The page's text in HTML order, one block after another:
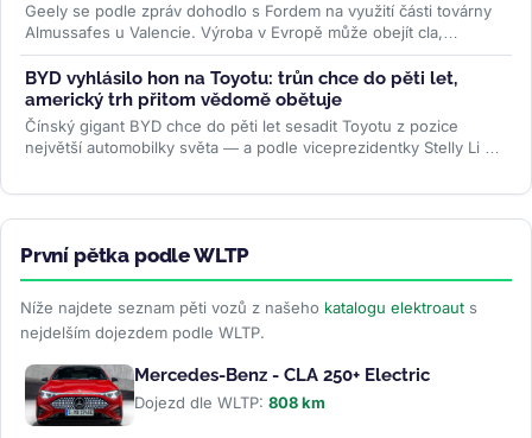
Geely se podle zpráv dohodlo s Fordem na využití části továrny
Almussafes u Valencie. Výroba v Evropě může obejít cla,
zachránit kapacity...>>
BYD vyhlásilo hon na Toyotu: trůn chce do pěti let,
americký trh přitom vědomě obětuje
Čínský gigant BYD chce do pěti let sesadit Toyotu z pozice
největší automobilky světa — a podle viceprezidentky Stelly Li k
První pětka podle WLTP
Níže najdete seznam pěti vozů z našeho katalogu elektroaut s
nejdelším dojezdem podle WLTP.
Mercedes-Benz - CLA 250+ Electric
Dojezd dle WLTP: 808 km